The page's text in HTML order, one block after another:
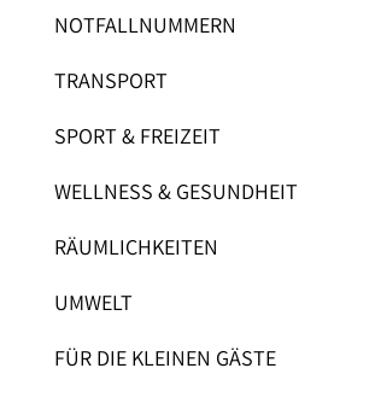
NOTFALLNUMMERN
TRANSPORT
SPORT & FREIZEIT
WELLNESS & GESUNDHEIT
RÄUMLICHKEITEN
UMWELT
FÜR DIE KLEINEN GÄSTE